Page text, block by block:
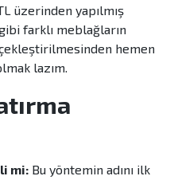
üzerinden yapılmış
farklı meblağların
hemen
lazım.
mi: Bu yöntemin adını ilk